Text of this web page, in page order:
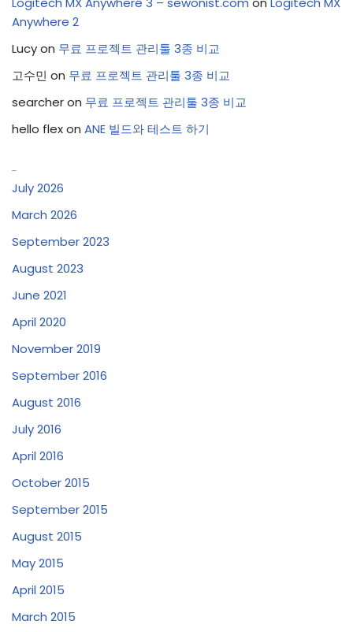
Anywhere 2
Lucyon 무료 프로젝트 관리툴 3종 비교
고수민 on 무료 프로젝트 관리툴 3종 비교
searcheron 무료 프로젝트 관리툴 3종 비교
hello flexon ANE 빌드와 테스트 하기
July 2026
March 2026
September 2023
August 2023
June 2021
April 2020
November 2019
September 2016
August 2016
July 2016
April 2016
October 2015
September 2015
August 2015
May 2015
April 2015
March 2015